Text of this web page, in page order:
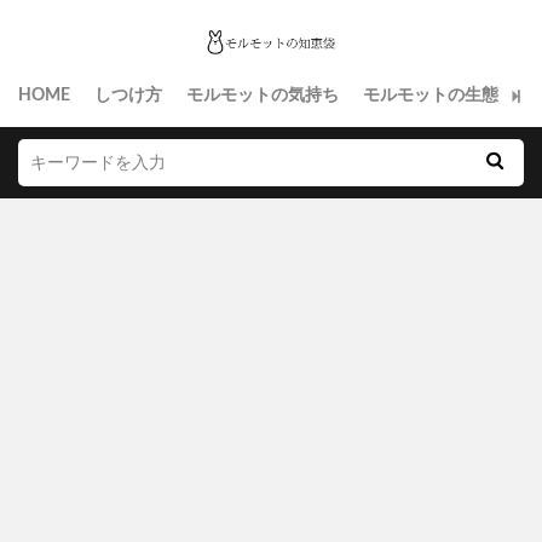
HOME しつけ方 モルモットの気持ち モルモットの生態